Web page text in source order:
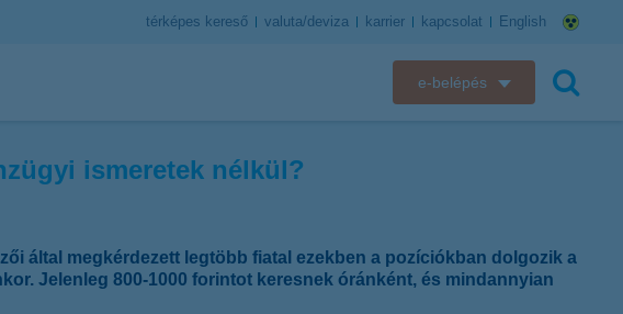
térképes kereső valuta/deviza karrier kapcsolat English
e-belépés
ismeretek nélkül?
által megkérdezett legtöbb fiatal ezekben a pozíciókban dolgozik a
Jelenleg 800-1000 forintot keresnek óránként, és mindannyian